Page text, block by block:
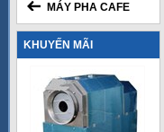
MÁY PHA CAFE
KHUYẾN MÃI